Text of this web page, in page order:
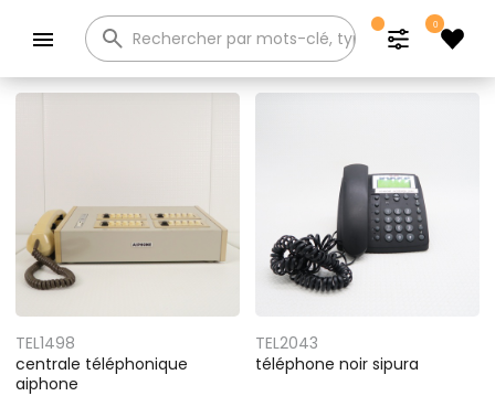
0
Catalogue
TEL1498
centrale téléphonique
aiphone
TEL2043
téléphone noir sipura